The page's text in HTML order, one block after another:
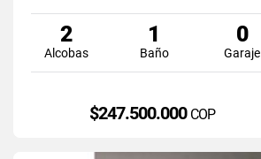
2
Alcobas
1
Baño
0
Garaje
$247.500.000 COP